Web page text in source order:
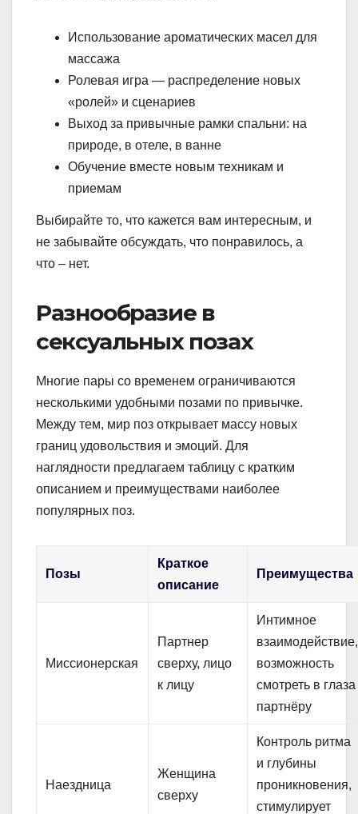
Использование ароматических масел для
массажа
Ролевая игра — распределение новых
«ролей» и сценариев
Выход за привычные рамки спальни: на
природе, в отеле, в ванне
Обучение вместе новым техникам и
приемам
Выбирайте то, что кажется вам интересным, и
не забывайте обсуждать, что понравилось, а
что – нет.
Разнообразие в
сексуальных позах
Многие пары со временем ограничиваются
несколькими удобными позами по привычке.
Между тем, мир поз открывает массу новых
границ удовольствия и эмоций. Для
наглядности предлагаем таблицу с кратким
описанием и преимуществами наиболее
популярных поз.
Позы
Краткое
описание
Преимущества
Миссионерская
Партнер
сверху, лицо
к лицу
Интимное
взаимодействие,
возможность
смотреть в глаза
партнёру
Наездница
Женщина
сверху
Контроль ритма
и глубины
проникновения,
стимулирует